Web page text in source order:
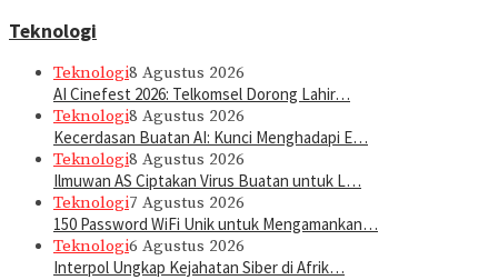
Teknologi
Teknologi8 Agustus 2026
AI Cinefest 2026: Telkomsel Dorong Lahir…
Teknologi8 Agustus 2026
Kecerdasan Buatan AI: Kunci Menghadapi E…
Teknologi8 Agustus 2026
Ilmuwan AS Ciptakan Virus Buatan untuk L…
Teknologi7 Agustus 2026
150 Password WiFi Unik untuk Mengamankan…
Teknologi6 Agustus 2026
Interpol Ungkap Kejahatan Siber di Afrik…